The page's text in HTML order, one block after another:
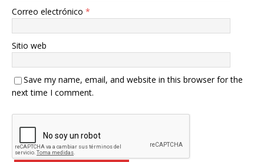
Correo electrónico *
Sitio web
Save my name, email, and website in this browser for the
next time I comment.